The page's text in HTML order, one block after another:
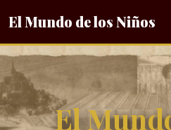
El Mundo de los Niños
El